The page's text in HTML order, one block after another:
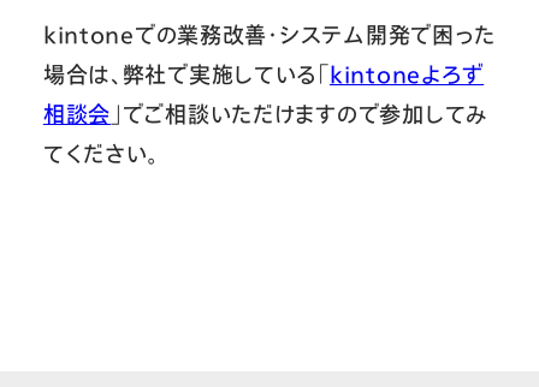
kintoneでの業務改善・システム開発で困った
場合は、弊社で実施している「kintoneよろず
相談会 」でご相談いただけますので参加してみ
てください。